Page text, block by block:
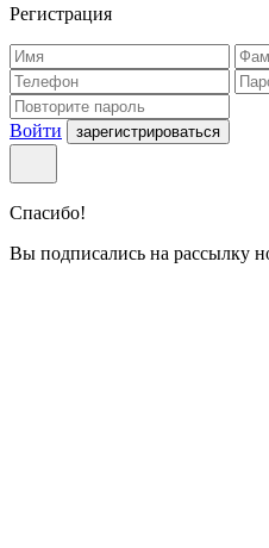
Регистрация
Войти зарегистрироваться
Спасибо!
Вы подписались на рассылку